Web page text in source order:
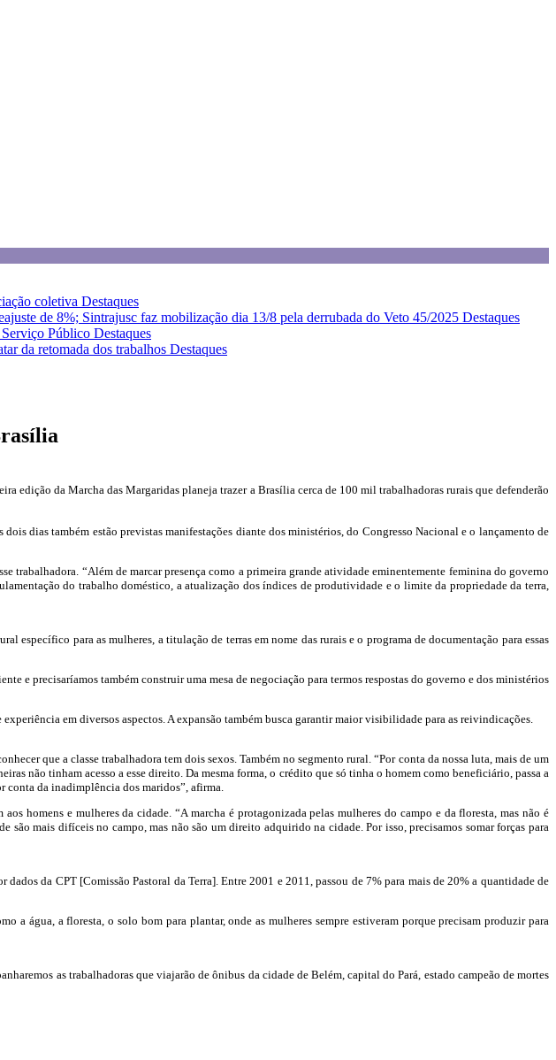
coletiva Destaques
de 8%; Sintrajusc faz mobilização dia 13/8 pela derrubada do Veto 45/2025 Destaques
Serviço Público Destaques
da retomada dos trabalhos Destaques
edição da Marcha das Margaridas planeja trazer a Brasília cerca de 100 mil trabalhadoras rurais que defenderão
dias também estão previstas manifestações diante dos ministérios, do Congresso Nacional e o lançamento de
trabalhadora. “Além de marcar presença como a primeira grande atividade eminentemente feminina do governo
do trabalho doméstico, a atualização dos índices de produtividade e o limite da propriedade da terra,
específico para as mulheres, a titulação de terras em nome das rurais e o programa de documentação para essas
e precisaríamos também construir uma mesa de negociação para termos respostas do governo e dos ministérios
em diversos aspectos. A expansão também busca garantir maior visibilidade para as reivindicações.
que a classe trabalhadora tem dois sexos. Também no segmento rural. “Por conta da nossa luta, mais de um
não tinham acesso a esse direito. Da mesma forma, o crédito que só tinha o homem como beneficiário, passa a
conta da inadimplência dos maridos”, afirma.
homens e mulheres da cidade. “A marcha é protagonizada pelas mulheres do campo e da floresta, mas não é
são mais difíceis no campo, mas não são um direito adquirido na cidade. Por isso, precisamos somar forças para
da CPT [Comissão Pastoral da Terra]. Entre 2001 e 2011, passou de 7% para mais de 20% a quantidade de
a água, a floresta, o solo bom para plantar, onde as mulheres sempre estiveram porque precisam produzir para
as trabalhadoras que viajarão de ônibus da cidade de Belém, capital do Pará, estado campeão de mortes